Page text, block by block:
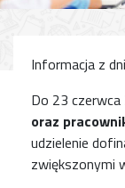
Informacja z
Do 23
oraz
udzielenie
zwiększonymi